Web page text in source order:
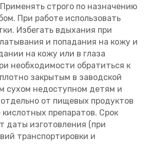
строго по назначению
При работе использовать
Избегать вдыхания при
и попадания на кожу и
на кожу или в глаза
необходимости обратиться к
закрытым в заводской
сухом недоступном детям и
от пищевых продуктов
препаратов. Срок
даты изготовления (при
транспортировки и